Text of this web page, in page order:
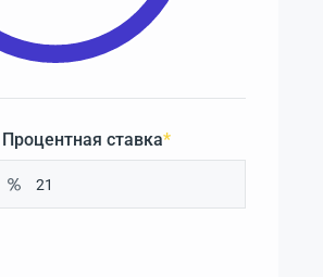
Процентная ставка*